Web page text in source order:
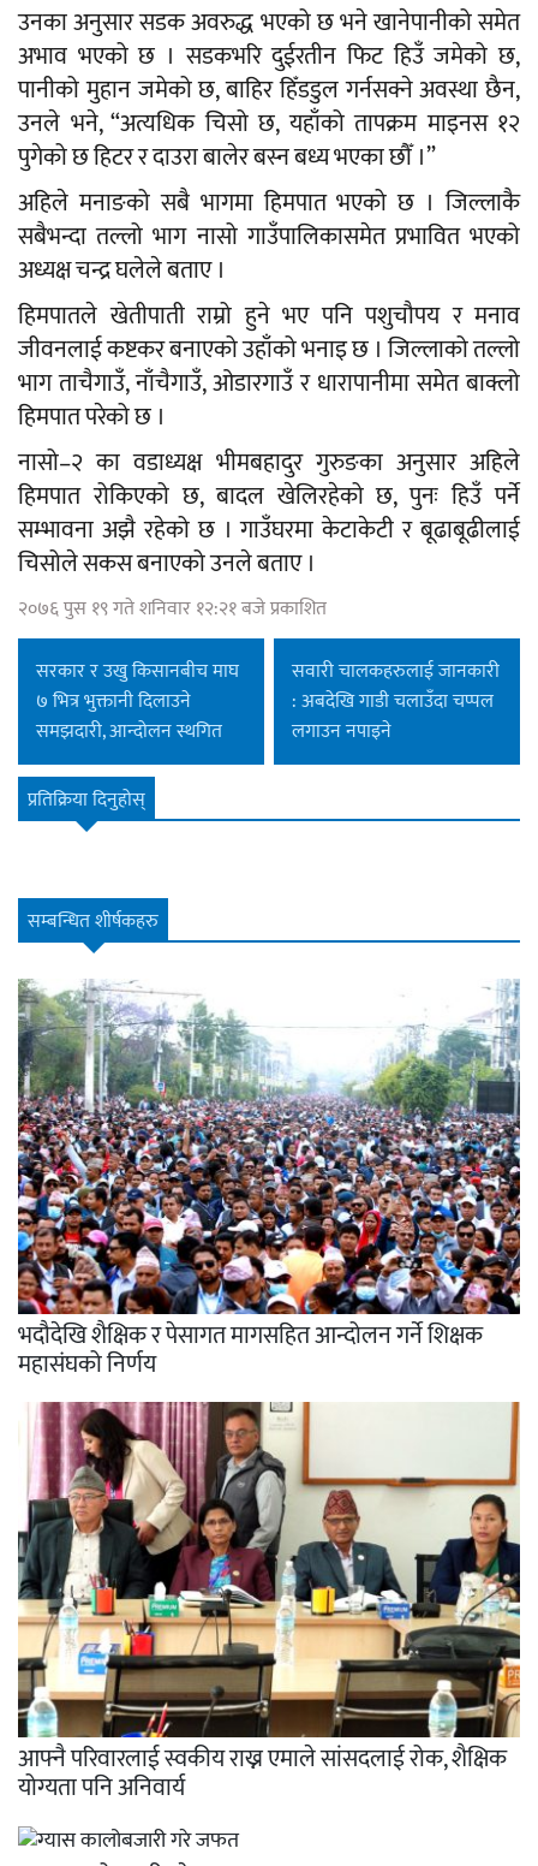
उनका अनुसार सडक अवरुद्ध भएको छ भने खानेपानीको समेत
अभाव भएको छ । सडकभरि दुईरतीन फिट हिउँ जमेको छ,
पानीको मुहान जमेको छ, बाहिर हिँडडुल गर्नसक्ने अवस्था छैन,
उनले भने, “अत्यधिक चिसो छ, यहाँको तापक्रम माइनस १२
पुगेको छ हिटर र दाउरा बालेर बस्न बध्य भएका छौँ ।”
अहिले मनाङको सबै भागमा हिमपात भएको छ । जिल्लाकै
सबैभन्दा तल्लो भाग नासो गाउँपालिकासमेत प्रभावित भएको
अध्यक्ष चन्द्र घलेले बताए ।
हिमपातले खेतीपाती राम्रो हुने भए पनि पशुचौपय र मनाव
जीवनलाई कष्टकर बनाएको उहाँको भनाइ छ । जिल्लाको तल्लो
भाग ताचैगाउँ, नाँचैगाउँ, ओडारगाउँ र धारापानीमा समेत बाक्लो
हिमपात परेको छ ।
नासो–२ का वडाध्यक्ष भीमबहादुर गुरुङका अनुसार अहिले
हिमपात रोकिएको छ, बादल खेलिरहेको छ, पुनः हिउँ पर्ने
सम्भावना अझै रहेको छ । गाउँघरमा केटाकेटी र बूढाबूढीलाई
चिसोले सकस बनाएको उनले बताए ।
२०७६ पुस १९ गते शनिवार १२:२१ बजे प्रकाशित
सरकार र उखु किसानबीच माघ
७ भित्र भुक्तानी दिलाउने
समझदारी, आन्दोलन स्थगित
सवारी चालकहरुलाई जानकारी
: अबदेखि गाडी चलाउँदा चप्पल
लगाउन नपाइने
प्रतिक्रिया दिनुहोस्
सम्बन्धित शीर्षकहरु
भदौदेखि शैक्षिक र पेसागत मागसहित आन्दोलन गर्ने शिक्षक
महासंघको निर्णय
आफ्नै परिवारलाई स्वकीय राख्न एमाले सांसदलाई रोक, शैक्षिक
योग्यता पनि अनिवार्य